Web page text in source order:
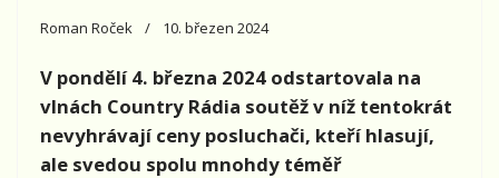
Roman Roček 10. březen 2024
V pondělí 4. března 2024 odstartovala na
vlnách Country Rádia soutěž v níž tentokrát
nevyhrávají ceny posluchači, kteří hlasují,
ale svedou spolu mnohdy téměř